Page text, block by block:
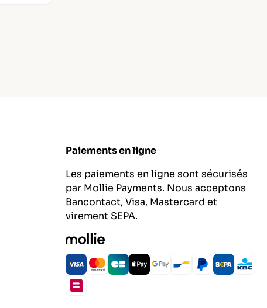
Paiements en ligne
Les paiements en ligne sont sécurisés
par Mollie Payments. Nous acceptons
Bancontact, Visa, Mastercard et
virement SEPA.